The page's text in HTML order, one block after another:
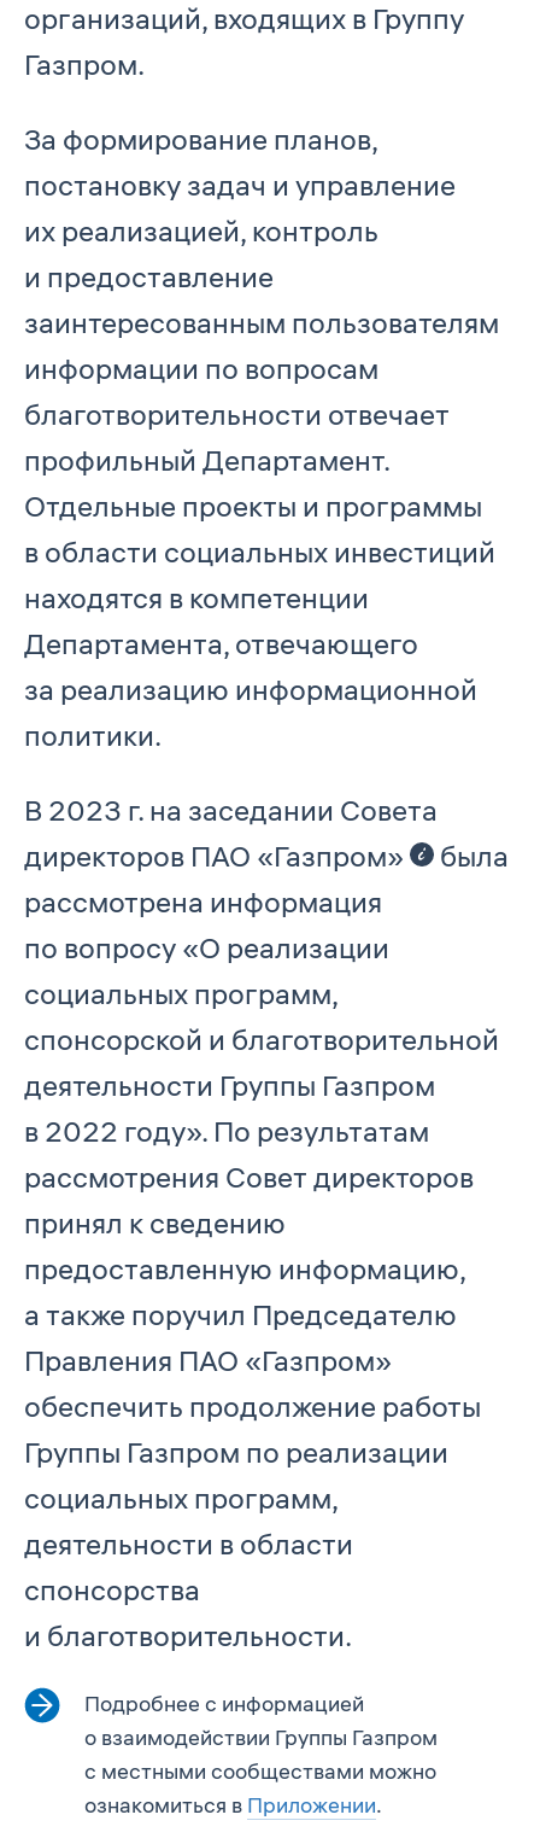
организаций, входящих в Группу
Газпром.
За формирование планов,
постановку задач и управление
их реализацией, контроль
и предоставление
заинтересованным пользователям
информации по вопросам
благотворительности отвечает
профильный Департамент.
Отдельные проекты и программы
в области социальных инвестиций
находятся в компетенции
Департамента, отвечающего
за реализацию информационной
политики.
В 2023 г. на заседании Совета
директоров ПАО «Газпром»
была
рассмотрена информация
по вопросу «О реализации
социальных программ,
спонсорской и благотворительной
деятельности Группы Газпром
в 2022 году». По результатам
рассмотрения Совет директоров
принял к сведению
предоставленную информацию,
а также поручил Председателю
Правления ПАО «Газпром»
обеспечить продолжение работы
Группы Газпром по реализации
социальных программ,
деятельности в области
спонсорства
и благотворительности.
Подробнее с информацией
о взаимодействии Группы Газпром
с местными сообществами можно
ознакомиться в Приложении.